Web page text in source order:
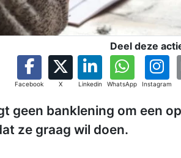
Deel deze
Facebook X Linkedin WhatsApp Instagram
geen banklening om een
ze graag wil doen.